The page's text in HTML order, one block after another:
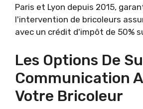
Paris et Lyon depuis 2015,
l'intervention de bricoleurs
avec un crédit d'impôt de 50%
Les Options De
Communication
Votre Bricoleur